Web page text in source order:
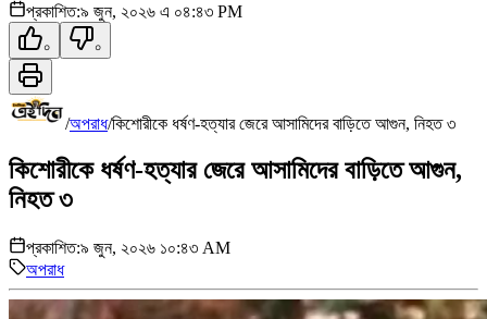
প্রকাশিত:৯ জুন, ২০২৬ এ ০৪:৪৩ PM
০ ০
/অপরাধ/কিশোরীকে ধর্ষণ-হত্যার জেরে আসামিদের বাড়িতে আগুন, নিহত ৩
কিশোরীকে ধর্ষণ-হত্যার জেরে আসামিদের বাড়িতে আগুন,
নিহত ৩
প্রকাশিত:৯ জুন, ২০২৬ ১০:৪৩ AM
অপরাধ